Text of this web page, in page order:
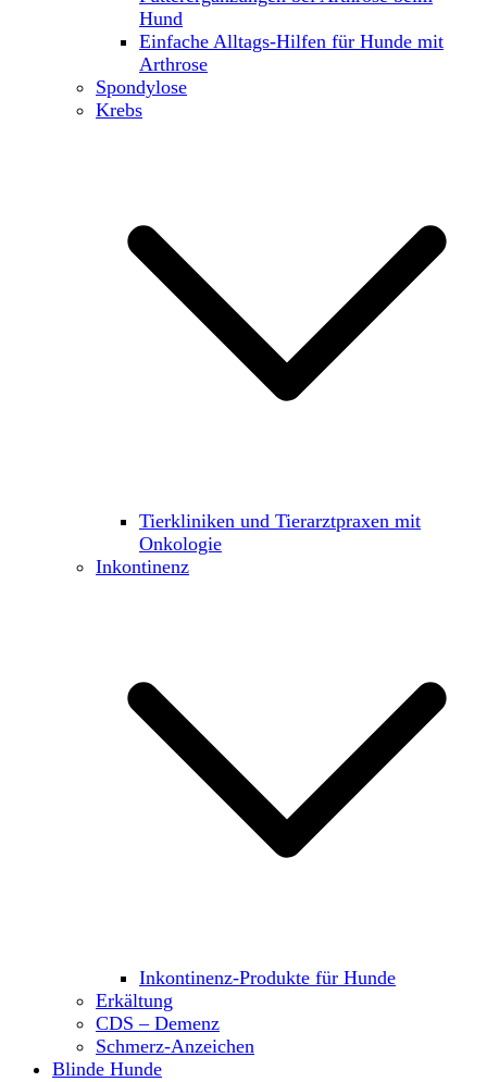
Hund
Einfache Alltags-Hilfen für Hunde mit
Arthrose
Spondylose
Krebs
Tierkliniken und Tierarztpraxen mit
Onkologie
Inkontinenz
Inkontinenz-Produkte für Hunde
Erkältung
CDS – Demenz
Schmerz-Anzeichen
Blinde Hunde